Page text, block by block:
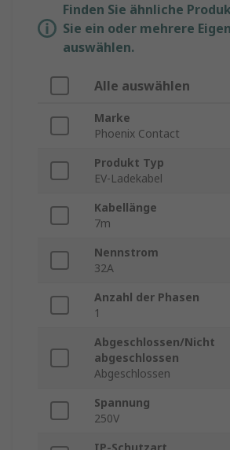
Finden Sie ähnliche
Sie ein oder mehrere
auswählen.
Alle auswählen
Marke
Phoenix Contact
Produkt Typ
EV-Ladekabel
Kabellänge
7m
Nennstrom
32A
Anzahl der Phasen
1
Abgeschlossen/Nicht
abgeschlossen
Abgeschlossen
Spannung
250V